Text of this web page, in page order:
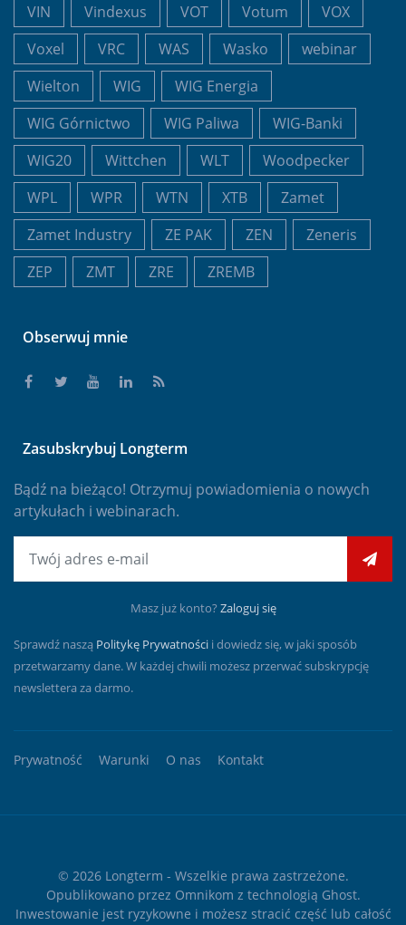
VIN
Vindexus VOT Votum
VOX
Voxel
VRC WAS Wasko
webinar
Wielton
WIG
WIG Energia
WIG Górnictwo
WIG Paliwa
WIG-Banki
WIG20
Wittchen WLT
Woodpecker
WPL
WPR WTN XTB
Zamet
Zamet Industry
ZE PAK ZEN
Zeneris
ZEP
ZMT ZRE ZREMB
Obserwuj mnie
Zasubskrybuj Longterm
Bądź na bieżąco! Otrzymuj powiadomienia o nowych
artykułach i webinarach.
Masz już konto? Zaloguj się
Sprawdź naszą Politykę Prywatności i dowiedz się, w jaki sposób
przetwarzamy dane. W każdej chwili możesz przerwać subskrypcję
newslettera za darmo.
Prywatność Warunki O nas Kontakt
© 2026 Longterm - Wszelkie prawa zastrzeżone.
Opublikowano przez Omnikom z technologią Ghost.
Inwestowanie jest ryzykowne i możesz stracić część lub całość